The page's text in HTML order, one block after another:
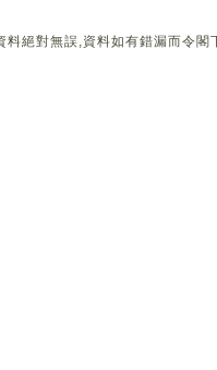
絕對無誤,資料如有錯漏而令閣